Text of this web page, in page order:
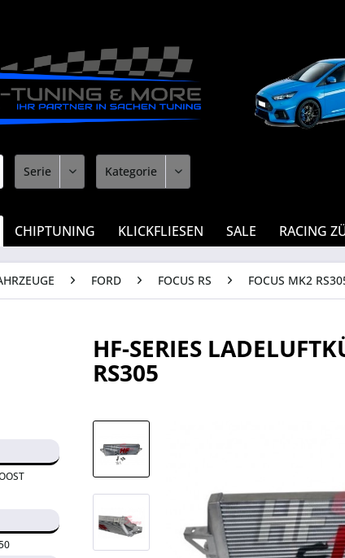
CHIPTUNING KLICKFLIESEN SALE RACING
FORD FOCUS RS FOCUS MK2
HF-SERIES
RS305